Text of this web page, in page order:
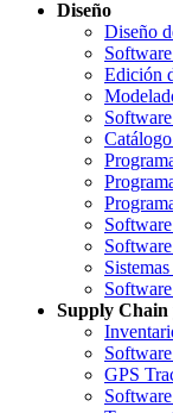
Diseño
Diseño
Edición
Supply Chain
GPS